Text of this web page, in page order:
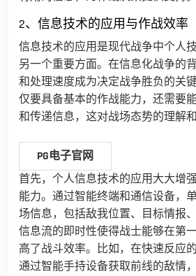
2、信息技术的应用与作战效率
信息技术的应用是现代战争中个人
另一个重要方面。在信息化战争的
和处理速度成为决定战争胜负的关
仅要具备基本的作战能力，还需要
和传递信息，这对战场态势的理解
PG电子官网
首先，个人信息技术的应用大大增
能力。通过智能终端和通信设备，
场信息，包括敌我位置、目标情报
信息流的即时性使得战士能够在第
高了战斗效率。比如，在快速反应
通过智能手持设备获取前线的敌情